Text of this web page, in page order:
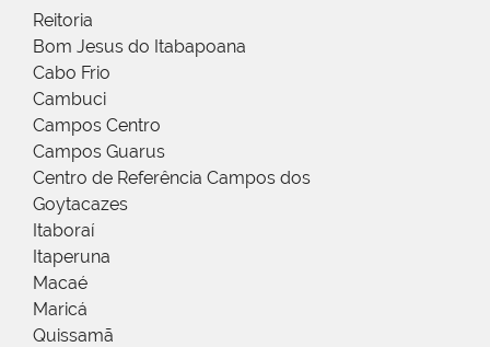
Reitoria
Bom Jesus do Itabapoana
Cabo Frio
Cambuci
Campos Centro
Campos Guarus
Centro de Referência Campos dos
Goytacazes
Itaboraí
Itaperuna
Macaé
Maricá
Quissamã